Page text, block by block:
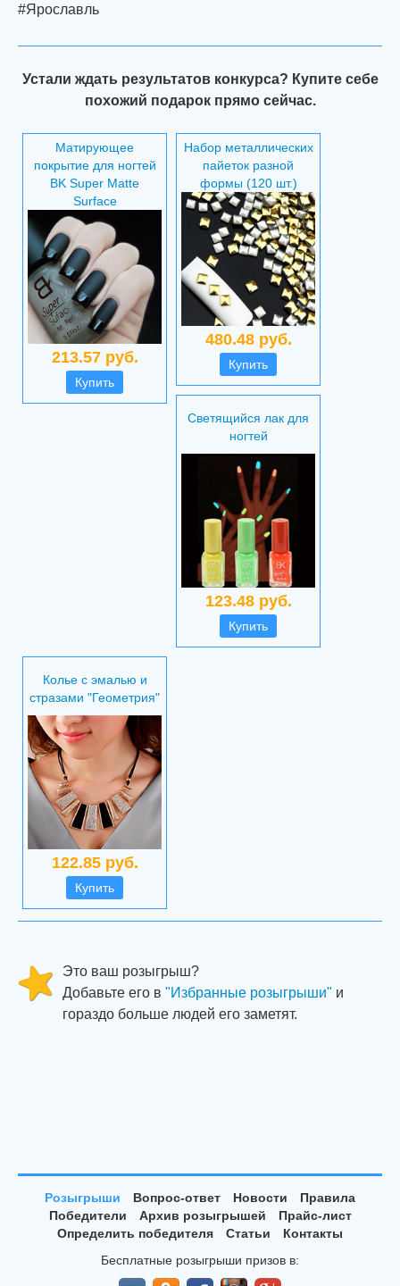
#Ярославль
Устали ждать результатов конкурса? Купите себе
похожий подарок прямо сейчас.
Матирующее
покрытие для ногтей
BK Super Matte
Surface
213.57 руб.
Купить
Набор металлических
пайеток разной
формы (120 шт.)
480.48 руб.
Купить
Светящийся лак для
ногтей
123.48 руб.
Купить
Колье с эмалью и
стразами "Геометрия"
122.85 руб.
Купить
Это ваш розыгрыш?
Добавьте его в "Избранные розыгрыши" и
гораздо больше людей его заметят.
Розыгрыши Вопрос-ответ Новости
Правила
Победители
Архив розыгрышей
Прайс-лист
Определить победителя
Статьи
Контакты
Бесплатные розыгрыши призов в: